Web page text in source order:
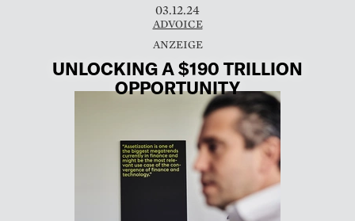
03.12.24
ADVOICE
UNLOCKING A $190 TRILLION
OPPORTUNITY